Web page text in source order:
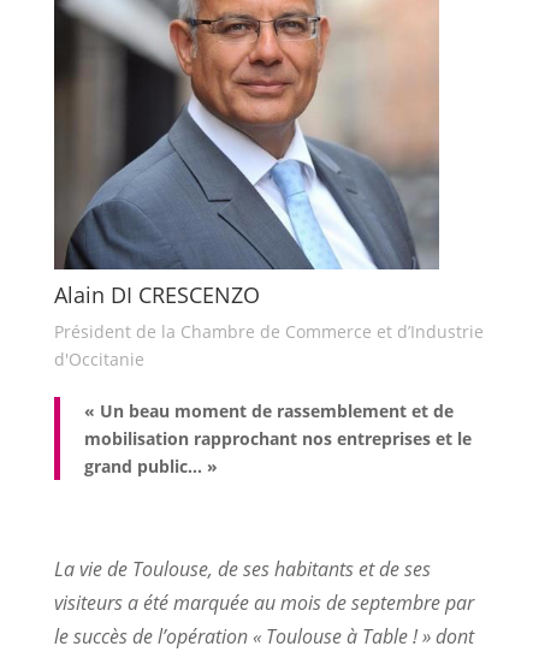
Alain DI CRESCENZO
Président de la Chambre de Commerce et d’Industrie
d'Occitanie
« Un beau moment de rassemblement et de
mobilisation rapprochant nos entreprises et le
grand public… »
La vie de Toulouse, de ses habitants et de ses
visiteurs a été marquée au mois de septembre par
le succès de l’opération « Toulouse à Table ! » dont